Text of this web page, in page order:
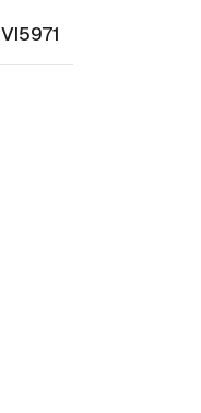
VI5971